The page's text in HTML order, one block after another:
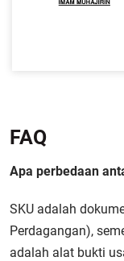
FAQ
Apa perbedaan
SKU adalah
Perdagangan),
adalah alat bukti